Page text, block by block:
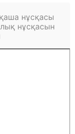
нұсқасы
нұсқасын